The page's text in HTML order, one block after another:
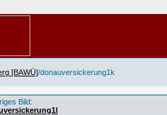
[BAWÜ]/donauversickerung1k
Bild: